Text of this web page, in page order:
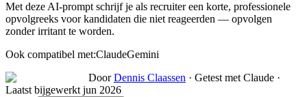
Met deze AI-prompt schrijf je als recruiter een korte, professionele
opvolgreeks voor kandidaten die niet reageerden — opvolgen
zonder irritant te worden.
Ook compatibel met:ClaudeGemini
Door Dennis Claassen · Getest met Claude ·
Laatst bijgewerkt jun 2026